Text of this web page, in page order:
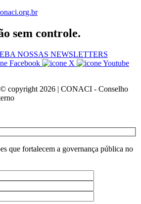
sem controle.
NOSSAS NEWSLETTERS
copyright 2026 | CONACI - Conselho
que fortalecem a governança pública no